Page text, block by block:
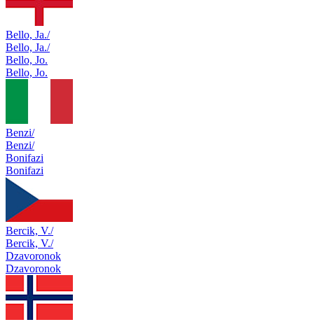
Bello, Ja./
Bello, Ja./
Bello, Jo.
Bello, Jo.
Benzi/
Benzi/
Bonifazi
Bonifazi
Bercik, V./
Bercik, V./
Dzavoronok
Dzavoronok